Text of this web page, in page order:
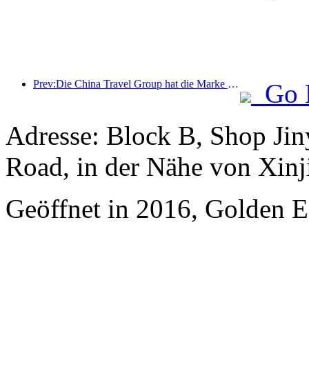
Prev:Die China Travel Group hat die Marke „China Travel Good Times“ ins Leben gerufen, um in den Markt für Seniorentourismus zu expandieren.
Go
Adresse: Block B, Shop
Road, in der Nähe von
Geöffnet in 2016, Golden